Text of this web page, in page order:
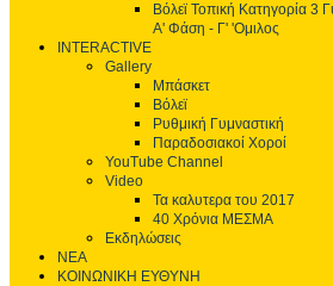
Βόλεϊ Τοπική Κατηγορία 3
Α' Φάση - Γ' 'Ομιλος
INTERACTIVE
Gallery
Μπάσκετ
Βόλεϊ
Ρυθμική Γυμναστική
Παραδοσιακοί Χοροί
YouTube Channel
Video
Τα καλυτερα του 2017
40 Χρόνια ΜΕΣΜΑ
Εκδηλώσεις
ΝΕΑ
ΚΟΙΝΩΝΙΚΗ ΕΥΘΥΝΗ